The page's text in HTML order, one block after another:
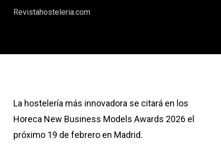
Revistahosteleria.com
La hostelería más innovadora se citará en los
Horeca New Business Models Awards 2026 el
próximo 19 de febrero en Madrid.